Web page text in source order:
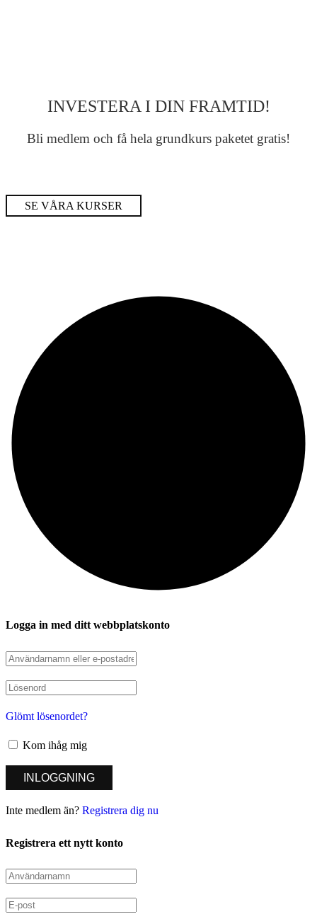
INVESTERA I DIN FRAMTID!
Bli medlem och få hela grundkurs paketet gratis!
SE VÅRA KURSER
Logga in med ditt webbplatskonto
Glömt lösenordet?
Kom ihåg mig
Inte medlem än? Registrera dig nu
Registrera ett nytt konto